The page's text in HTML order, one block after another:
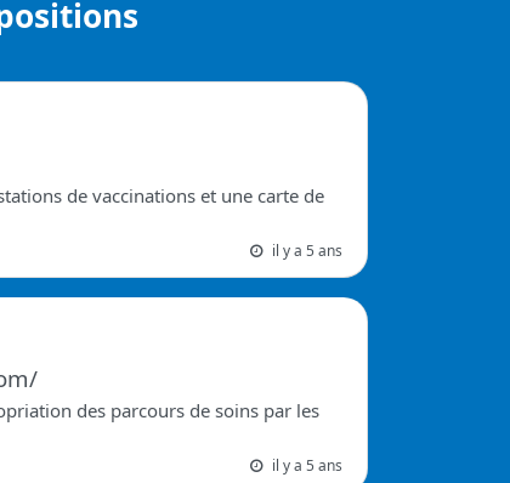
de vaccinations et une carte de
il y a 5 ans
des parcours de soins par les
il y a 5 ans